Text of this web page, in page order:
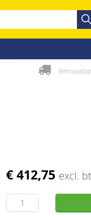
€ 412,75 excl.